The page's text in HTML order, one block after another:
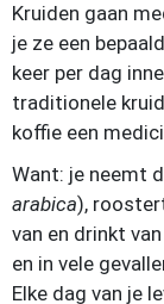
Kruiden gaan
je ze een
keer per dag
traditionele
koffie een
Want: je neemt
arabica),
van en drinkt
en in vele
Elke dag van je